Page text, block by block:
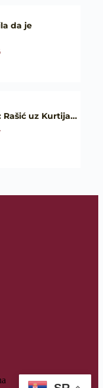
da je
Rašić uz Kurtija…